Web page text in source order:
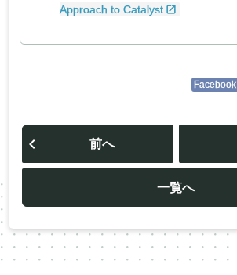
Approach to Catalyst
Facebook
投
ビ
ー
シ
ョ
前へ
一覧へ